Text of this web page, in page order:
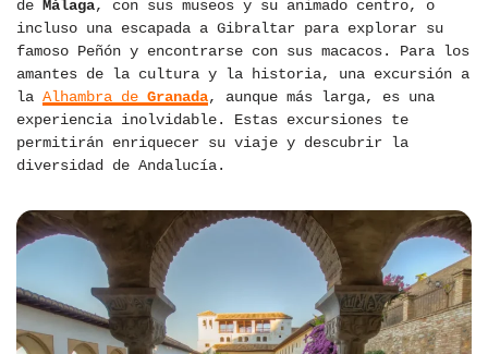
de Málaga, con sus museos y su animado centro, o
incluso una escapada a Gibraltar para explorar su
famoso Peñón y encontrarse con sus macacos. Para los
amantes de la cultura y la historia, una excursión a
la Alhambra de Granada, aunque más larga, es una
experiencia inolvidable. Estas excursiones te
permitirán enriquecer su viaje y descubrir la
diversidad de Andalucía.